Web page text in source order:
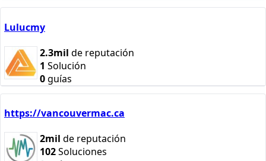
Lulucmy
2.3mil de reputación
1 Solución
0guías
https://vancouvermac.ca
2mil de reputación
102Soluciones